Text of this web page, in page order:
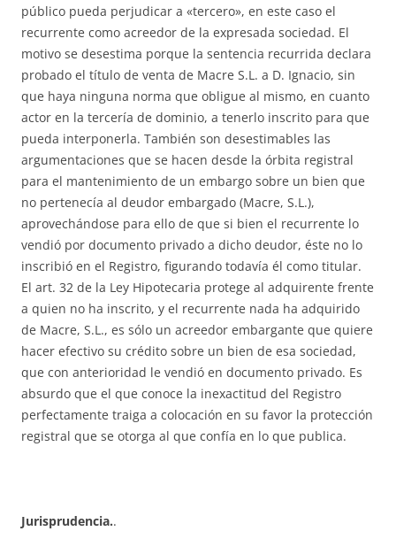
público pueda perjudicar a «tercero», en este caso el
recurrente como acreedor de la expresada sociedad. El
motivo se desestima porque la sentencia recurrida declara
probado el título de venta de Macre S.L. a D. Ignacio, sin
que haya ninguna norma que obligue al mismo, en cuanto
actor en la tercería de dominio, a tenerlo inscrito para que
pueda interponerla. También son desestimables las
argumentaciones que se hacen desde la órbita registral
para el mantenimiento de un embargo sobre un bien que
no pertenecía al deudor embargado (Macre, S.L.),
aprovechándose para ello de que si bien el recurrente lo
vendió por documento privado a dicho deudor, éste no lo
inscribió en el Registro, figurando todavía él como titular.
El art. 32 de la Ley Hipotecaria protege al adquirente frente
a quien no ha inscrito, y el recurrente nada ha adquirido
de Macre, S.L., es sólo un acreedor embargante que quiere
hacer efectivo su crédito sobre un bien de esa sociedad,
que con anterioridad le vendió en documento privado. Es
absurdo que el que conoce la inexactitud del Registro
perfectamente traiga a colocación en su favor la protección
registral que se otorga al que confía en lo que publica.
Jurisprudencia..